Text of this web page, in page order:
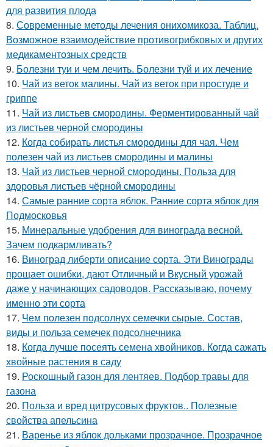
для развития плода
8. Современные методы лечения онихомикоза. Таблиц.
Возможное взаимодействие противогрибковых и других
медикаментозных средств
9. Болезни туи и чем лечить. Болезни туй и их лечение
10. Чай из веток малины. Чай из веток при простуде и
гриппе
11. Чай из листьев смородины. Ферментированный чай
из листьев черной смородины
12. Когда собирать листья смородины для чая. Чем
полезен чай из листьев смородины и малины
13. Чай из листьев черной смородины. Польза для
здоровья листьев чёрной смородины
14. Самые ранние сорта яблок. Ранние сорта яблок для
Подмосковья
15. Минеральные удобрения для винограда весной.
Зачем подкармливать?
16. Виноград либерти описание сорта. Эти Винограды
прощает ошибки, дают Отличный и Вкусный урожай
даже у начинающих садоводов. Рассказываю, почему
именно эти сорта
17. Чем полезен подсолнух семечки сырые. Состав,
виды и польза семечек подсолнечника
18. Когда лучше посеять семена хвойников. Когда сажать
хвойные растения в саду
19. Роскошный газон для лентяев. Подбор травы для
газона
20. Польза и вред цитрусовых фруктов.. Полезные
свойства апельсина
21. Варенье из яблок дольками прозрачное. Прозрачное